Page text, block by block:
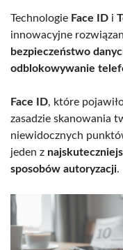
Technologie Face ID i
innowacyjne
bezpieczeństwo
odblokowywanie
Face ID, które
zasadzie skanowania
niewidocznych
jeden z
sposobów autoryzacji.